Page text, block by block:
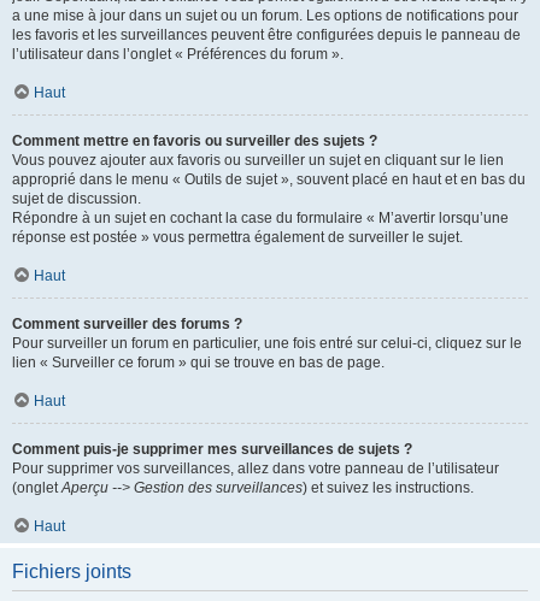
a une mise à jour dans un sujet ou un forum. Les options de notifications pour
les favoris et les surveillances peuvent être configurées depuis le panneau de
l’utilisateur dans l’onglet « Préférences du forum ».
Haut
Comment mettre en favoris ou surveiller des sujets ?
Vous pouvez ajouter aux favoris ou surveiller un sujet en cliquant sur le lien
approprié dans le menu « Outils de sujet », souvent placé en haut et en bas du
sujet de discussion.
Répondre à un sujet en cochant la case du formulaire « M’avertir lorsqu’une
réponse est postée » vous permettra également de surveiller le sujet.
Haut
Comment surveiller des forums ?
Pour surveiller un forum en particulier, une fois entré sur celui-ci, cliquez sur le
lien « Surveiller ce forum » qui se trouve en bas de page.
Haut
Comment puis-je supprimer mes surveillances de sujets ?
Pour supprimer vos surveillances, allez dans votre panneau de l’utilisateur
(ongletAperçu --> Gestion des surveillances) et suivez les instructions.
Haut
Fichiers joints